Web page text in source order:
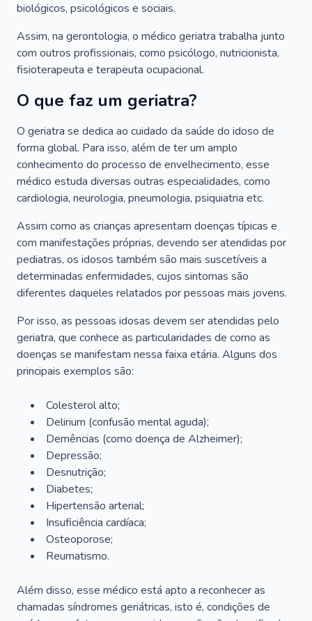
biológicos, psicológicos e sociais.
Assim, na gerontologia, o médico geriatra trabalha junto
com outros profissionais, como psicólogo, nutricionista,
fisioterapeuta e terapeuta ocupacional.
O que faz um geriatra?
O geriatra se dedica ao cuidado da saúde do idoso de
forma global. Para isso, além de ter um amplo
conhecimento do processo de envelhecimento, esse
médico estuda diversas outras especialidades, como
cardiologia, neurologia, pneumologia, psiquiatria etc.
Assim como as crianças apresentam doenças típicas e
com manifestações próprias, devendo ser atendidas por
pediatras, os idosos também são mais suscetíveis a
determinadas enfermidades, cujos sintomas são
diferentes daqueles relatados por pessoas mais jovens.
Por isso, as pessoas idosas devem ser atendidas pelo
geriatra, que conhece as particularidades de como as
doenças se manifestam nessa faixa etária. Alguns dos
principais exemplos são:
Colesterol alto;
Delirium (confusão mental aguda);
Demências (como doença de Alzheimer);
Depressão;
Desnutrição;
Diabetes;
Hipertensão arterial;
Insuficiência cardíaca;
Osteoporose;
Reumatismo.
Além disso, esse médico está apto a reconhecer as
chamadas síndromes geriátricas, isto é, condições de